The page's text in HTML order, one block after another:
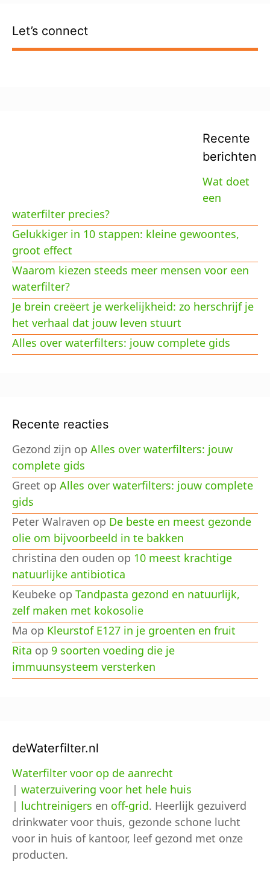
Let’s connect
Recente
berichten
Wat doet
een
waterfilter precies?
Gelukkiger in 10 stappen: kleine gewoontes,
groot effect
Waarom kiezen steeds meer mensen voor een
waterfilter?
Je brein creëert je werkelijkheid: zo herschrijf je
het verhaal dat jouw leven stuurt
Alles over waterfilters: jouw complete gids
Recente reacties
Gezond zijn op Alles over waterfilters: jouw
complete gids
Greet op Alles over waterfilters: jouw complete
gids
Peter Walraven op De beste en meest gezonde
olie om bijvoorbeeld in te bakken
christina den ouden op 10 meest krachtige
natuurlijke antibiotica
Keubeke op Tandpasta gezond en natuurlijk,
zelf maken met kokosolie
Ma op Kleurstof E127 in je groenten en fruit
Rita op 9 soorten voeding die je
immuunsysteem versterken
deWaterfilter.nl
Waterfilter voor op de aanrecht
| waterzuivering voor het hele huis
| luchtreinigers en off-grid. Heerlijk gezuiverd
drinkwater voor thuis, gezonde schone lucht
voor in huis of kantoor, leef gezond met onze
producten.